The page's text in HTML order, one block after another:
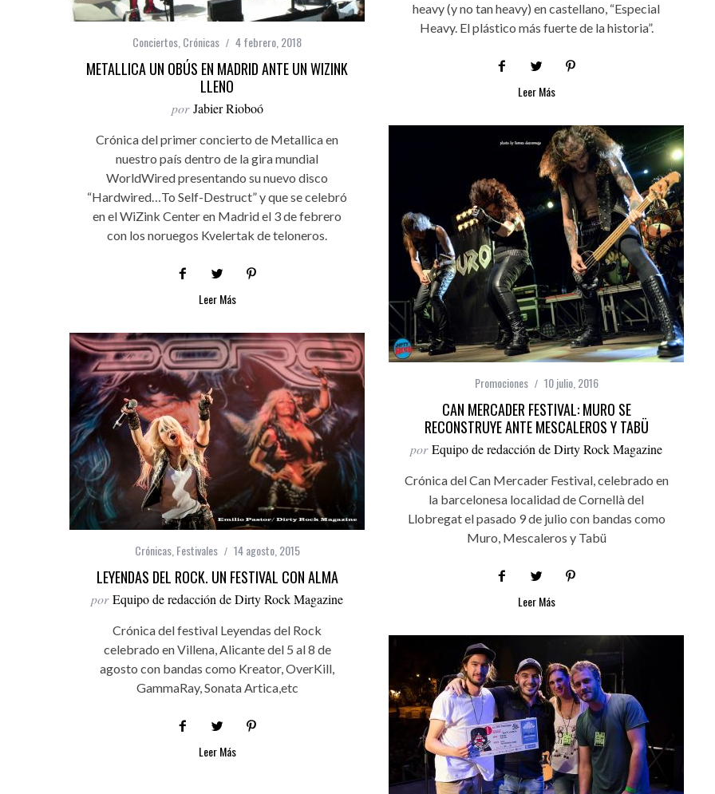
heavy (y no tan heavy) en castellano, “Especial
Heavy. El plástico más fuerte de la historia”.
Leer Más
Conciertos Crónicas 4 febrero, 2018
METALLICA UN OBÚS EN MADRID ANTE UN WIZINK
LLENO
por Jabier Rioboó
Crónica del primer concierto de Metallica en
nuestro país dentro de la gira mundial
WorldWired presentando su nuevo disco
“Hardwired…To Self-Destruct” y que se celebró
en el WiZink Center en Madrid el 3 de febrero
con los noruegos Kvelertak de teloneros.
Leer Más
Promociones 10 julio, 2016
CAN MERCADER FESTIVAL: MURO SE
RECONSTRUYE ANTE MESCALEROS Y TABÜ
por Equipo de redacción de Dirty Rock Magazine
Crónica del Can Mercader Festival, celebrado en
la barcelonesa localidad de Cornellà del
Llobregat el pasado 9 de julio con bandas como
Muro, Mescaleros y Tabü
Leer Más
Crónicas, Festivales 14 agosto, 2015
LEYENDAS DEL ROCK. UN FESTIVAL CON ALMA
por Equipo de redacción de Dirty Rock Magazine
Crónica del festival Leyendas del Rock
celebrado en Villena, Alicante del 5 al 8 de
agosto con bandas como Kreator, OverKill,
GammaRay, Sonata Artica,etc
Leer Más